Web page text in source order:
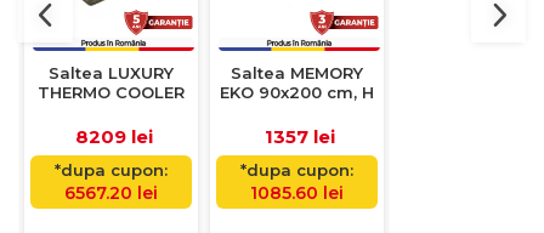
Saltea LUXURY
THERMO COOLER
cm, H 39 cm
8209 lei
*dupa cupon:
6567.20 lei
Saltea MEMORY
EKO 90x200 cm, H
memorie
1357 lei
*dupa cupon:
1085.60 lei